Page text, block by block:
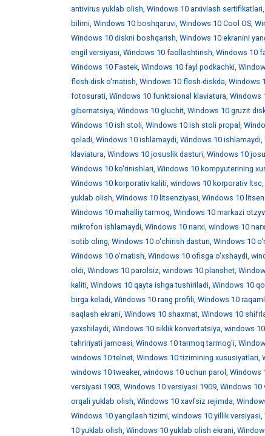
antivirus yuklab olish, Windows 10 arxivlash sertifikatlari,
bilimi, Windows 10 boshqaruvi, Windows 10 Cool OS,
Windows 10 diskni boshqarish, Windows 10 ekranini
engil versiyasi, Windows 10 faollashtirish, Windows 10
Windows 10 Fastek, Windows 10 fayl podkachki,
flesh-disk o'rnatish, Windows 10 flesh-diskda, Windows
fotosurati, Windows 10 funktsional klaviatura, Windows
gibernatsiya, Windows 10 gluchit, Windows 10 gruzit
Windows 10 ish stoli, Windows 10 ish stoli propal ,
qoladi, Windows 10 ishlamaydi, Windows 10 ishlamaydi,
klaviatura, Windows 10 josuslik dasturi, Windows 10
Windows 10 ko'rinishlari, Windows 10 kompyuterining
Windows 10 korporativ kaliti, windows 10 korporativ ltsc,
yuklab olish, Windows 10 litsenziyasi, Windows 10
Windows 10 mahalliy tarmoq, Windows 10 markazi
mikrofon ishlamaydi, Windows 10 narxi, windows 10
sotib oling, Windows 10 o'chirish dasturi, Windows 10
Windows 10 o'rnatish, Windows 10 ofisga o'xshaydi,
oldi, Windows 10 parolsiz, windows 10 planshet,
kaliti, Windows 10 qayta ishga tushiriladi, Windows 10
birga keladi, Windows 10 rang profili, Windows 10
saqlash ekrani, Windows 10 shaxmat, Windows 10
yaxshilaydi, Windows 10 siklik konvertatsiya, windows
tahririyati jamoasi, Windows 10 tarmoq tarmog'i,
windows 10 telnet, Windows 10 tizimining xususiyatlari,
windows 10 tweaker, windows 10 uchun parol , Windows
versiyasi 1903, Windows 10 versiyasi 1909, Windows 10
orqali yuklab olish, Windows 10 xavfsiz rejimda,
Windows 10 yangilash tizimi, windows 10 yillik versiyasi,
10 yuklab olish, Windows 10 yuklab olish ekrani,